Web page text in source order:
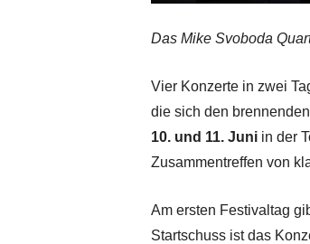
Das Mike Svoboda
Vier Konzerte in zwei
die sich den
10. und 11. Juni in der
Zusammentreffen von
Am ersten Festivaltag
Startschuss ist das